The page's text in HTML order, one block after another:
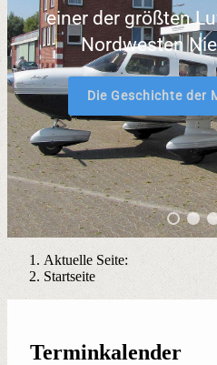
einer der größten
Nordwesten
Die Geschichte der
Aktuelle Seite:
Startseite
Terminkalender